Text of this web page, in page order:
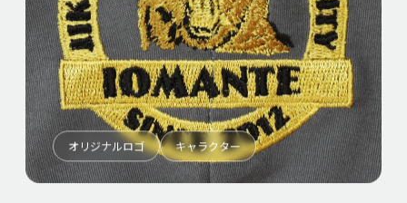
オリジナルロゴ キャラクター